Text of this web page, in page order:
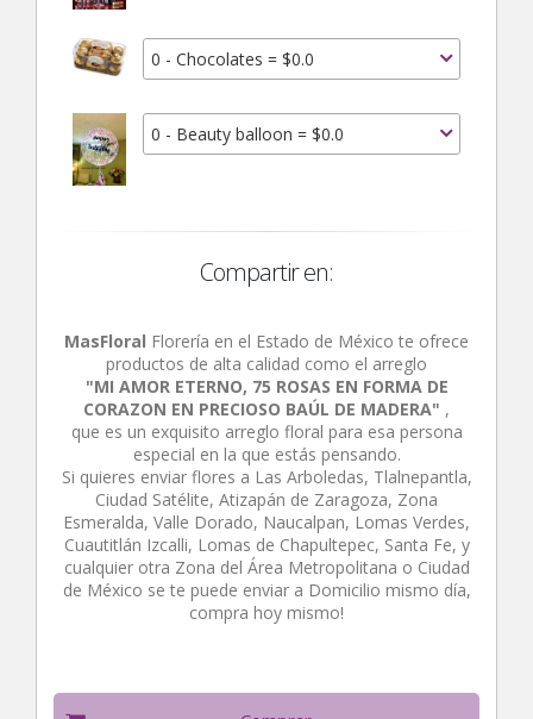
0 - Chocolates = $0.0
0 - Beauty balloon = $0.0
Compartir en:
MasFloral Florería en el Estado de México te ofrece
productos de alta calidad como el arreglo
"MI AMOR ETERNO, 75 ROSAS EN FORMA DE
CORAZON EN PRECIOSO BAÚL DE MADERA" ,
que es un exquisito arreglo floral para esa persona
especial en la que estás pensando.
Si quieres enviar flores a Las Arboledas, Tlalnepantla,
Ciudad Satélite, Atizapán de Zaragoza, Zona
Esmeralda, Valle Dorado, Naucalpan, Lomas Verdes,
Cuautitlán Izcalli, Lomas de Chapultepec, Santa Fe, y
cualquier otra Zona del Área Metropolitana o Ciudad
de México se te puede enviar a Domicilio mismo día,
compra hoy mismo!